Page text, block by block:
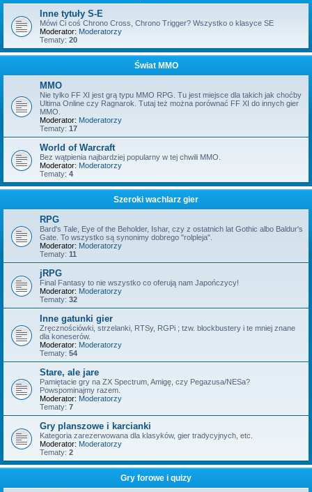
Inne tytuły S-E
Mówi Ci coś Chrono Cross, Chrono Trigger? Wszystko o klasyce SE
Moderator: Moderatorzy
Tematy: 20
Świat MMO
MMO
Nie tylko FF XI jest grą typu MMO RPG. Tu jest miejsce dla takich jak choćby
Ultima Online czy Ragnarok. Tutaj też można porównać FF XI do innych gier
MMO.
Moderator: Moderatorzy
Tematy: 17
World of Warcraft
Bez wątpienia najbardziej popularny w tej chwili MMO.
Moderator: Moderatorzy
Tematy: 4
Szeroki wachlarz gier
RPG
Bard's Tale, Eye of the Beholder, Ishar, czy z ostatnich lat Gothic albo Baldur's
Gate. To wszystko są synonimy dobrego "rolpleja".
Moderator: Moderatorzy
Tematy: 11
jRPG
Final Fantasy to nie wszystko co oferują nam Japończycy!
Moderator: Moderatorzy
Tematy: 32
Inne gatunki gier
Zręcznościówki, strzelanki, RTSy, RGPi ; tzw. blockbustery i te mniej znane
dla koneserów.
Moderator: Moderatorzy
Tematy: 54
Stare, ale jare
Pamiętacie gry na ZX Spectrum, Amigę, czy Pegazusa/NESa?
Powspominajmy razem.
Moderator: Moderatorzy
Tematy: 7
Gry planszowe i karcianki
Kategoria zarezerwowana dla klasyków, gier tradycyjnych, etc.
Moderator: Moderatorzy
Tematy: 2
Gry forowe i quizy